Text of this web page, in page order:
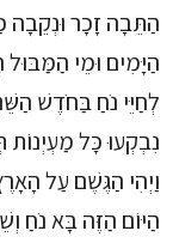
הַתֵּבָה זָכָר וּנְקֵבָה
הַיָּמִים וּמֵי
לְחַיֵּי נֹחַ בַּחֹדֶשׁ
נִבְקְעוּ כָּל
וַיְהִי הַגֶּשֶׁם עַל
הַיּוֹם הַזֶּה בָּא נֹחַ